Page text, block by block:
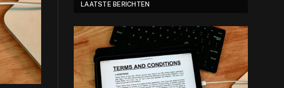
LAATSTE BERICHTEN